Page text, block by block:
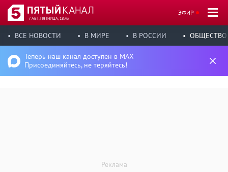
7 АВГ, ПЯТНИЦА, 18:43
ЭФИР
ВСЕ НОВОСТИ В МИРЕ В РОССИИ ОБЩЕСТВО
Теперь наш канал доступен в MAX
Присоединяйтесь, не теряйтесь!